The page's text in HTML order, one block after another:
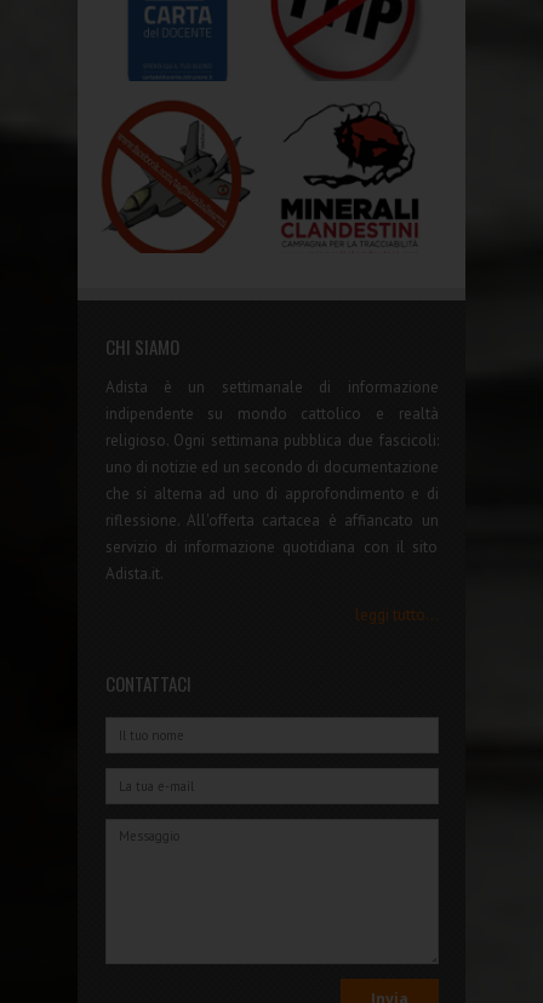
CHI SIAMO
Adista è un settimanale di informazione
indipendente su mondo cattolico e realtà
religioso. Ogni settimana pubblica due fascicoli:
uno di notizie ed un secondo di documentazione
che si alterna ad uno di approfondimento e di
riflessione. All'offerta cartacea è affiancato un
servizio di informazione quotidiana con il sito
Adista.it.
leggi tutto...
CONTATTACI